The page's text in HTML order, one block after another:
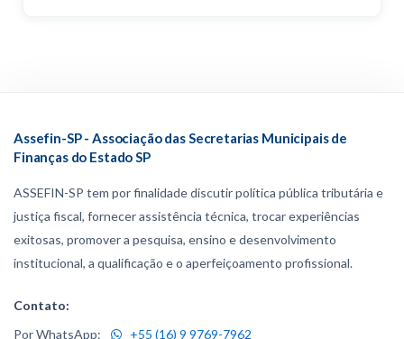
Assefin-SP - Associação das Secretarias Municipais de
Finanças do Estado SP
ASSEFIN-SP tem por finalidade discutir política pública tributária e
justiça fiscal, fornecer assistência técnica, trocar experiências
exitosas, promover a pesquisa, ensino e desenvolvimento
institucional, a qualificação e o aperfeiçoamento profissional.
Contato:
Por WhatsApp:
+55 (16) 9 9769-7962